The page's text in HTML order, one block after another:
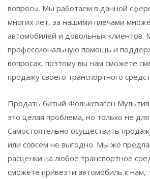
вопросы. Мы работаем в данной
многих лет, за нашими плечами
автомобилей и довольных клиентов.
профессиональную помощь и
вопросах, поэтому вы нам сможете
продажу своего транспортного
Продать битый Фольксваген
это целая проблема, но только не для
Самостоятельно осуществить
или совсем не выгодно. Мы же
расценки на любое транспортное
сможете привезти автомобиль к